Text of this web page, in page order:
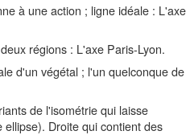
à une action ; ligne idéale : L'axe
régions : L'axe Paris-Lyon.
d'un végétal ; l'un quelconque de
de l'isométrie qui laisse
Droite qui contient des